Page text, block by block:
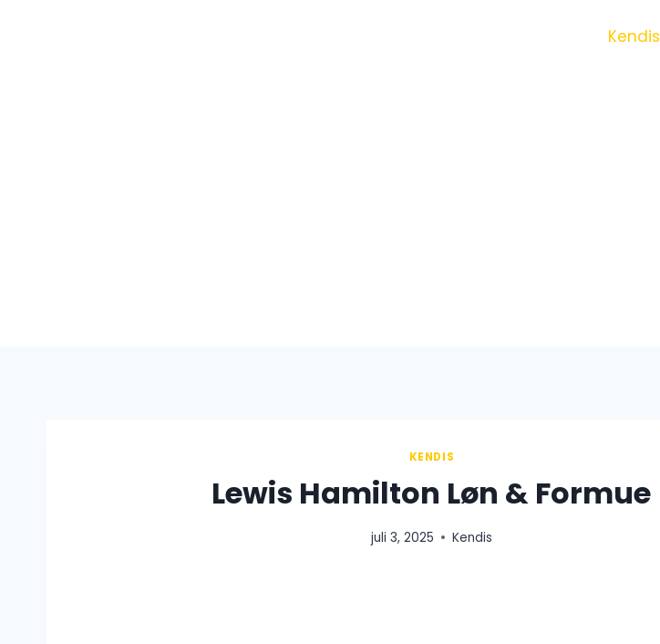
Kendis
KENDIS
Lewis Hamilton Løn & Formue
juli 3, 2025 Kendis